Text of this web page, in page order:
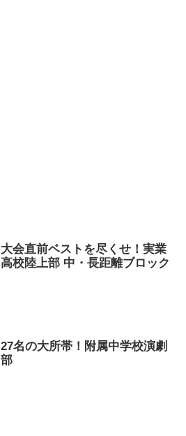
大会直前ベストを尽くせ！実業
高校陸上部 中・長距離ブロック
27名の大所帯！附属中学校演劇
部